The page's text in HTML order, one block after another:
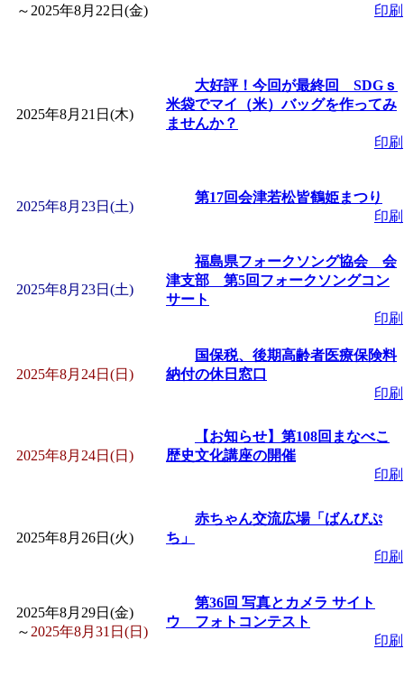
付期間：2026/08/10～
まだまだ暑い！コ
レクリエーション 障
「皆鶴姫のこびる塾
」 受付期間：～
子育て交流広場「
間：2026/08/10～2026/
赤ちゃん交流広場
間：2026/08/10～2026/
みなづる号乗車体
」
「堂島地区歴史ウオ
」 受付期間：～
～ 2025年8月22日(金)
印刷
2025年8月21日(木)
大好評！今回が最終回 SDGｓ
米袋でマイ（米）バッグを作ってみ
ませんか？
印刷
2025年8月23日(土)
第17回会津若松皆鶴姫まつり
印刷
2025年8月23日(土)
福島県フォークソング協会 会
津支部 第5回フォークソングコン
サート
印刷
2025年8月24日(日)
国保税、後期高齢者医療保険料
納付の休日窓口
印刷
2025年8月24日(日)
【お知らせ】第108回まなべこ
歴史文化講座の開催
印刷
2025年8月26日(火)
赤ちゃん交流広場「ばんびぷ
ち」
印刷
2025年8月29日(金)
～ 2025年8月31日(日)
第36回 写真とカメラ サイト
ウ フォトコンテスト
印刷